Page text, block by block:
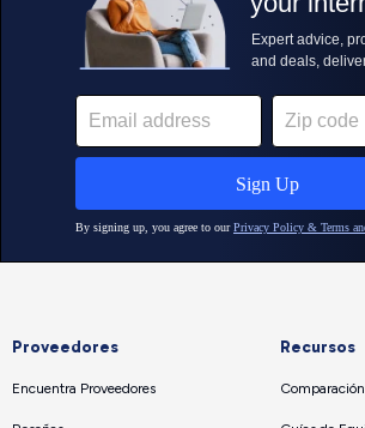
Proveedores
Encuentra Proveedores
Recursos